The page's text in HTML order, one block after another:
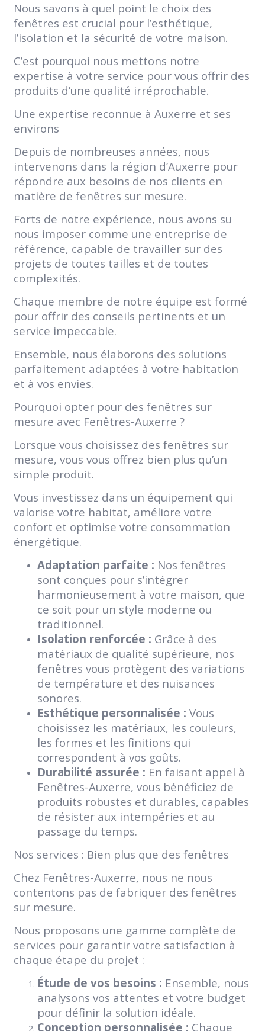
Nous savons à quel point le choix des
fenêtres est crucial pour l’esthétique,
l’isolation et la sécurité de votre maison.
C’est pourquoi nous mettons notre
expertise à votre service pour vous offrir des
produits d’une qualité irréprochable.
Une expertise reconnue à Auxerre et ses
environs
Depuis de nombreuses années, nous
intervenons dans la région d’Auxerre pour
répondre aux besoins de nos clients en
matière de fenêtres sur mesure.
Forts de notre expérience, nous avons su
nous imposer comme une entreprise de
référence, capable de travailler sur des
projets de toutes tailles et de toutes
complexités.
Chaque membre de notre équipe est formé
pour offrir des conseils pertinents et un
service impeccable.
Ensemble, nous élaborons des solutions
parfaitement adaptées à votre habitation
et à vos envies.
Pourquoi opter pour des fenêtres sur
mesure avec Fenêtres-Auxerre ?
Lorsque vous choisissez des fenêtres sur
mesure, vous vous offrez bien plus qu’un
simple produit.
Vous investissez dans un équipement qui
valorise votre habitat, améliore votre
confort et optimise votre consommation
énergétique.
Adaptation parfaite : Nos fenêtres
sont conçues pour s’intégrer
harmonieusement à votre maison, que
ce soit pour un style moderne ou
traditionnel.
Isolation renforcée : Grâce à des
matériaux de qualité supérieure, nos
fenêtres vous protègent des variations
de température et des nuisances
sonores.
Esthétique personnalisée : Vous
choisissez les matériaux, les couleurs,
les formes et les finitions qui
correspondent à vos goûts.
Durabilité assurée : En faisant appel à
Fenêtres-Auxerre, vous bénéficiez de
produits robustes et durables, capables
de résister aux intempéries et au
passage du temps.
Nos services : Bien plus que des fenêtres
Chez Fenêtres-Auxerre, nous ne nous
contentons pas de fabriquer des fenêtres
sur mesure.
Nous proposons une gamme complète de
services pour garantir votre satisfaction à
chaque étape du projet :
Étude de vos besoins : Ensemble, nous
analysons vos attentes et votre budget
pour définir la solution idéale.
Conception personnalisée : Chaque